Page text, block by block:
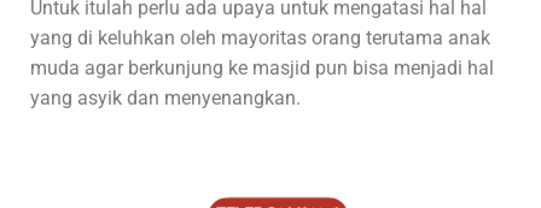
Untuk itulah perlu ada upaya untuk mengatasi hal hal
yang di keluhkan oleh mayoritas orang terutama anak
muda agar berkunjung ke masjid pun bisa menjadi hal
yang asyik dan menyenangkan.